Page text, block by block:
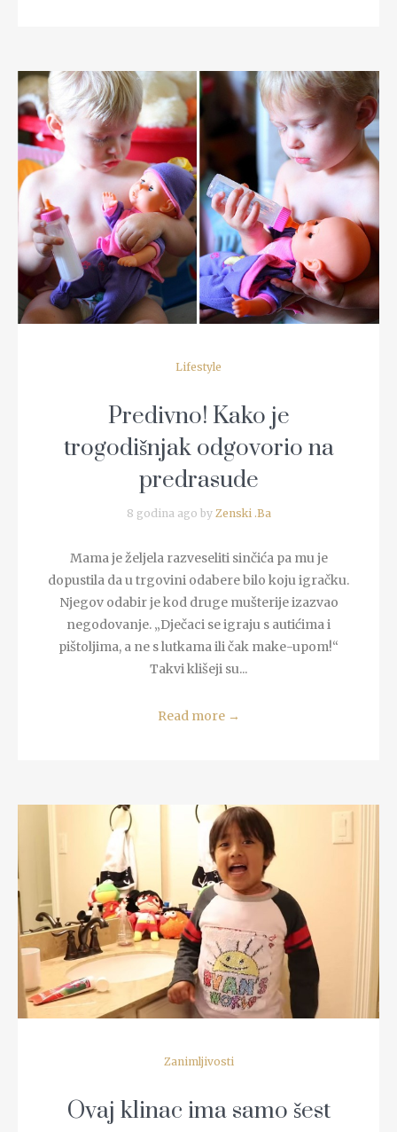
READ MORE
Lifestyle
Predivno! Kako je
trogodišnjak odgovorio na
predrasude
8 godina ago by Zenski .Ba
Mama je željela razveseliti sinčića pa mu je
dopustila da u trgovini odabere bilo koju igračku.
Njegov odabir je kod druge mušterije izazvao
negodovanje. „Dječaci se igraju s autićima i
pištoljima, a ne s lutkama ili čak make-upom!“
Takvi klišeji su...
Read more →
READ MORE
Zanimljivosti
Ovaj klinac ima samo šest